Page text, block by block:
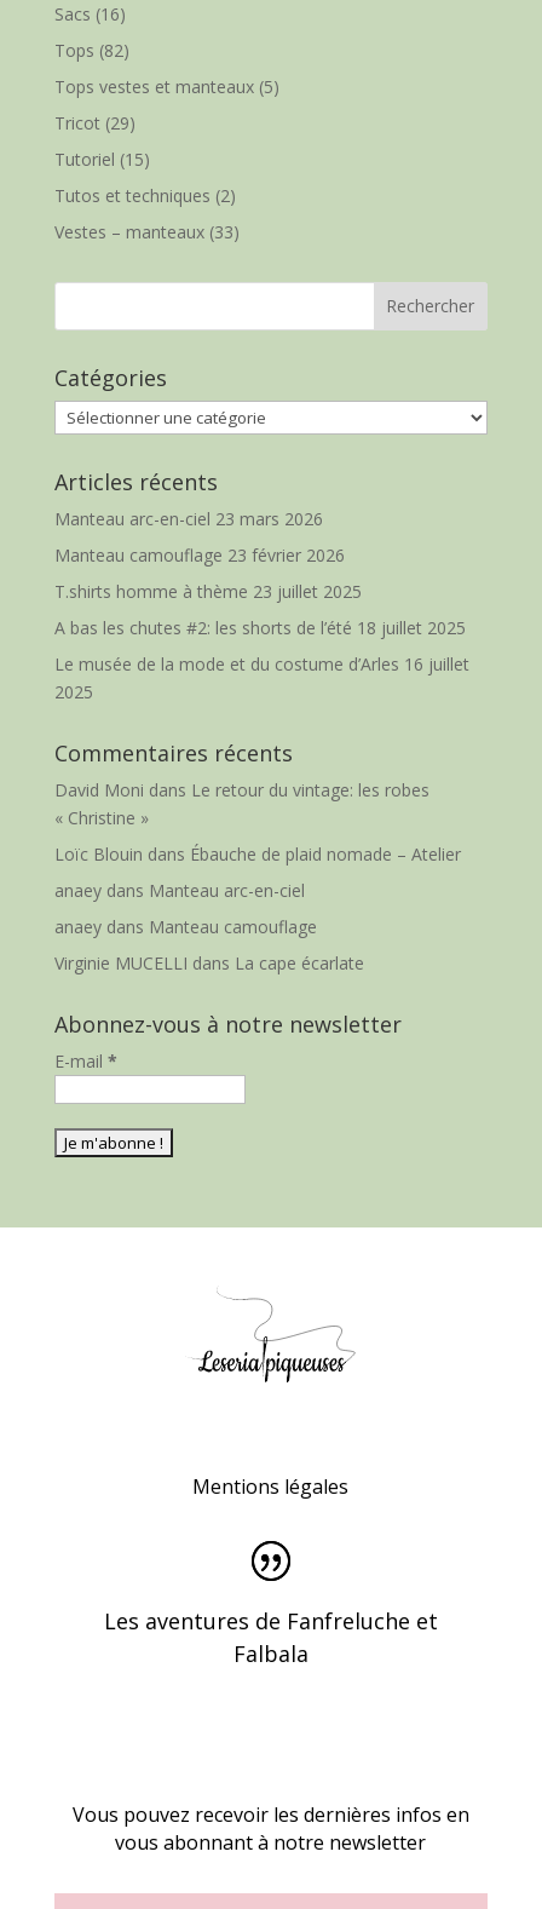
Sacs (16)
Tops (82)
Tops vestes et manteaux(5)
Tricot (29)
Tutoriel (15)
Tutos et techniques (2)
Vestes – manteaux(33)
Catégories
Catégories
Articles récents
Manteau arc-en-ciel 23 mars 2026
Manteau camouflage 23 février 2026
T.shirts homme à thème 23 juillet 2025
A bas les chutes #2: les shorts de l’été 18 juillet 2025
Le musée de la mode et du costume d’Arles 16 juillet
2025
Commentaires récents
David Moni dans Le retour du vintage: les robes
« Christine »
Loïc Blouin dans Ébauche de plaid nomade – Atelier
anaeydans Manteau arc-en-ciel
anaeydans Manteau camouflage
Virginie MUCELLI dans La cape écarlate
Abonnez-vous à notre newsletter
E-mail *
Mentions légales
Les aventures de Fanfreluche et
Falbala
Vous pouvez recevoir les dernières infos en
vous abonnant à notre newsletter